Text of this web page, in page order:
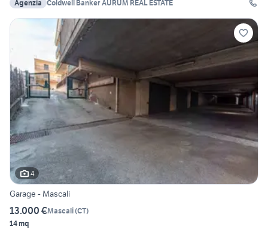
Agenzia Coldwell Banker AURUM REAL ESTATE
4
Garage - Mascali
13.000 €Mascali(CT)
14 mq